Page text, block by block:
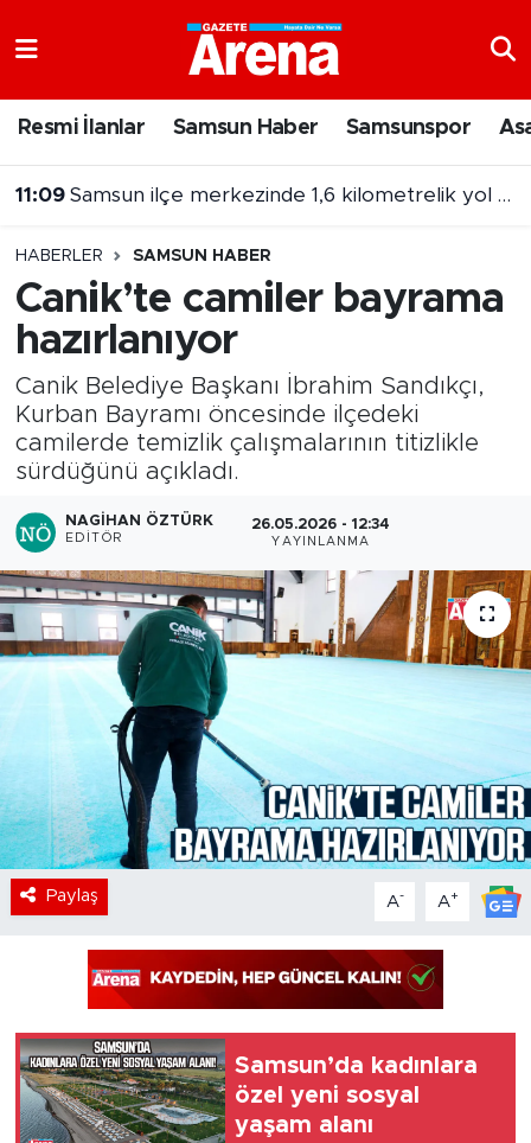
Resmi İlanlar Samsun Haber Samsunspor
HABERLER SAMSUN HABER
Canik’te camiler bayrama
hazırlanıyor
Canik Belediye Başkanı İbrahim Sandıkçı,
Kurban Bayramı öncesinde ilçedeki
camilerde temizlik çalışmalarının titizlikle
sürdüğünü açıkladı.
NAGIHAN ÖZTÜRK
EDITÖR
26.05.2026 - 12:34
YAYINLANMA
Paylaş A- A+
Samsun’da kadınlara
özel yeni sosyal
yaşam alanı
Samsun Namaz Vakitleri
Süper Lig Puan Durumu ve Fikstür
Tüm Manşetler
Son Dakika Haberleri
Haber Arşivi